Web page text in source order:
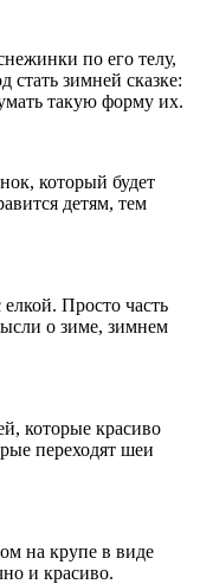
по его телу,
зимней сказке:
такую форму их.
который будет
детям, тем
Просто часть
о зиме, зимнем
которые красиво
переходят шеи
на крупе в виде
и красиво.